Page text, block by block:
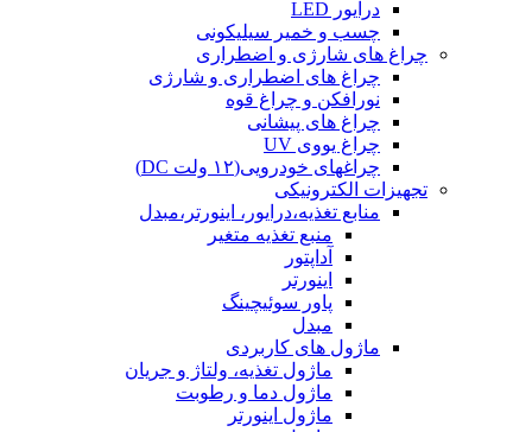
درایور LED
چسب و خمیر سیلیکونی
چراغ های شارژی و اضطراری
چراغ های اضطراری و شارژی
نورافکن و چراغ قوه
چراغ های پیشانی
چراغ یووی UV
چراغهای خودرویی(۱۲ ولت DC)
تجهیزات الکترونیکی
منابع تغذیه،درایور، اینورتر،مبدل
منبع تغذیه متغیر
آداپتور
اینورتر
پاور سوئیچینگ
مبدل
ماژول های کاربردی
ماژول تغذیه، ولتاژ و جریان
ماژول دما و رطوبت
ماژول اینورتر